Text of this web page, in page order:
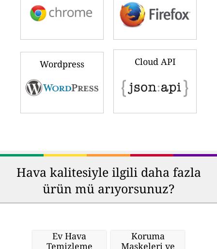
Wordpress Cloud API
Hava kalitesiyle ilgili daha fazla
ürün mü arıyorsunuz?
Ev Hava
Temizleme
Koruma
Maskeleri ve